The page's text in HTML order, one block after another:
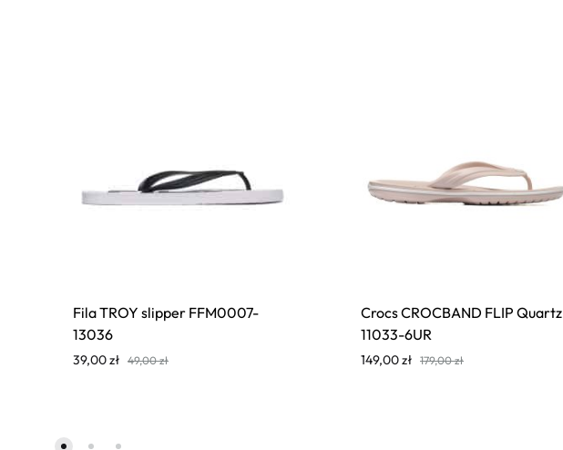
Fila TROY slipper FFM0007-
13036
39,00zł 49,00zł
Crocs CROCBAND FLIP Quartz
11033-6UR
149,00zł 179,00zł